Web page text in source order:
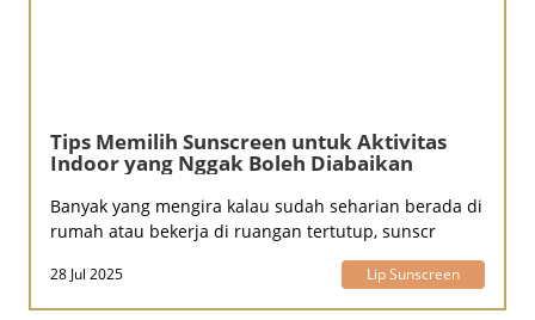
Tips Memilih Sunscreen untuk Aktivitas
Indoor yang Nggak Boleh Diabaikan
Banyak yang mengira kalau sudah seharian berada di
rumah atau bekerja di ruangan tertutup, sunscr
28 Jul 2025 Lip Sunscreen